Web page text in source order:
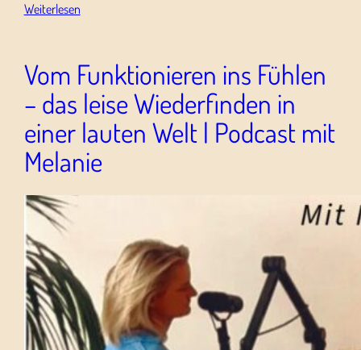
Weiterlesen
Vom Funktionieren ins Fühlen
– das leise Wiederfinden in
einer lauten Welt | Podcast mit
Melanie